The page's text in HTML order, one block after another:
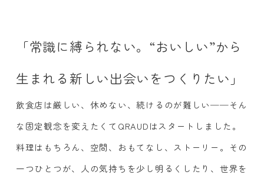
「常識に縛られない。“おいしい”から
生まれる新しい出会いをつくりたい」
飲食店は厳しい、休めない、続けるのが難しい──そん
な固定観念を変えたくてQRAUDはスタートしました。
料理はもちろん、空間、おもてなし、ストーリー。その
一つひとつが、人の気持ちを少し明るくしたり、世界を